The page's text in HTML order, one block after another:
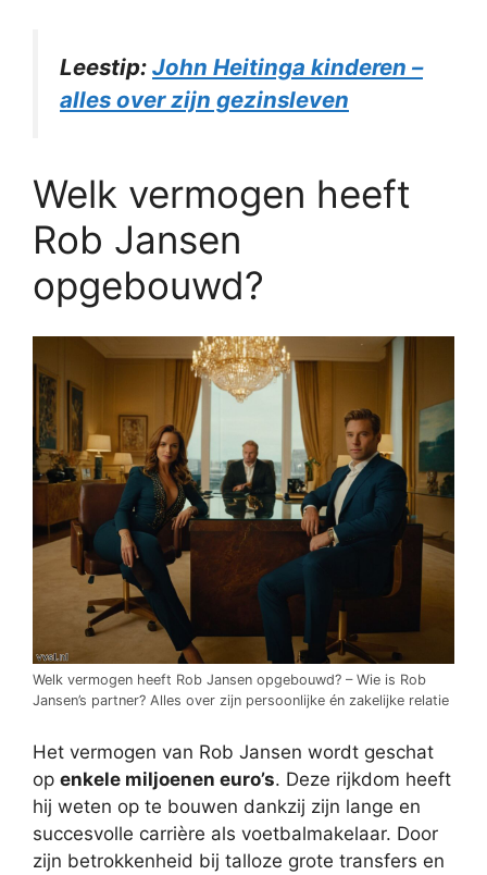
Leestip: John Heitinga kinderen –
alles over zijn gezinsleven
Welk vermogen heeft
Rob Jansen
opgebouwd?
Welk vermogen heeft Rob Jansen opgebouwd? – Wie is Rob
Jansen’s partner? Alles over zijn persoonlijke én zakelijke relatie
Het vermogen van Rob Jansen wordt geschat
op enkele miljoenen euro’s. Deze rijkdom heeft
hij weten op te bouwen dankzij zijn lange en
succesvolle carrière als voetbalmakelaar. Door
zijn betrokkenheid bij talloze grote transfers en